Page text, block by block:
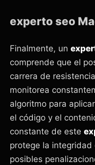
experto seo
Finalmente, un
comprende que el
carrera de
monitorea
algoritmo para
el código y el
constante de este
protege la
posibles